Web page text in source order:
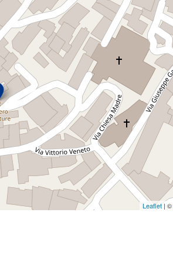
Leaflet| ©